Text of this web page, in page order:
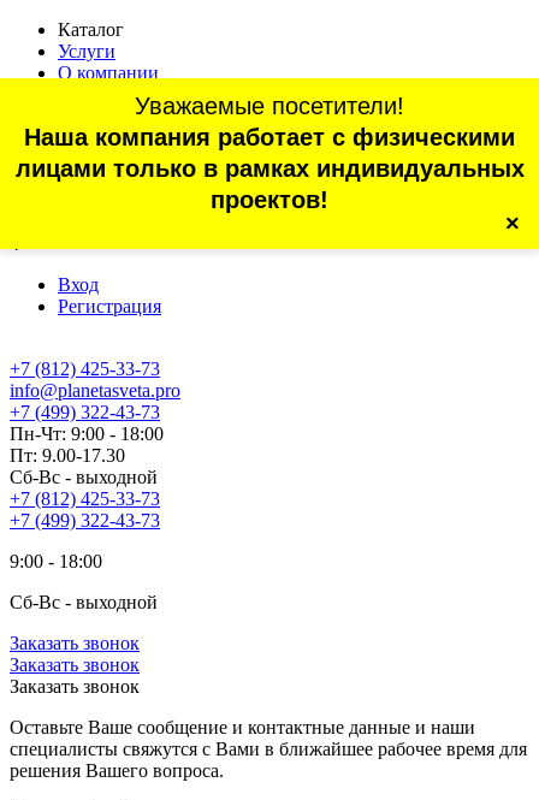
Каталог
Услуги
О компании
Статьи
Контакты
Отзывы
г. Санкт-Петербург, проспект Обуховской Обороны, 70, корп.
Вход
Регистрация
+7 (812) 425-33-73
Уважаемые посетители!
Наша компания работает с физическими
лицами только в рамках индивидуальных
проектов!
×
info@planetasveta.pro
+7 (499) 322-43-73
Пн-Чт: 9:00 - 18:00
Пт: 9.00-17.30
Сб-Вс - выходной
+7 (812) 425-33-73
+7 (499) 322-43-73
9:00 - 18:00
Сб-Вс - выходной
Заказать звонок
Заказать звонок
Заказать звонок
Оставьте Ваше сообщение и контактные данные и наши
специалисты свяжутся с Вами в ближайшее рабочее время для
решения Вашего вопроса.